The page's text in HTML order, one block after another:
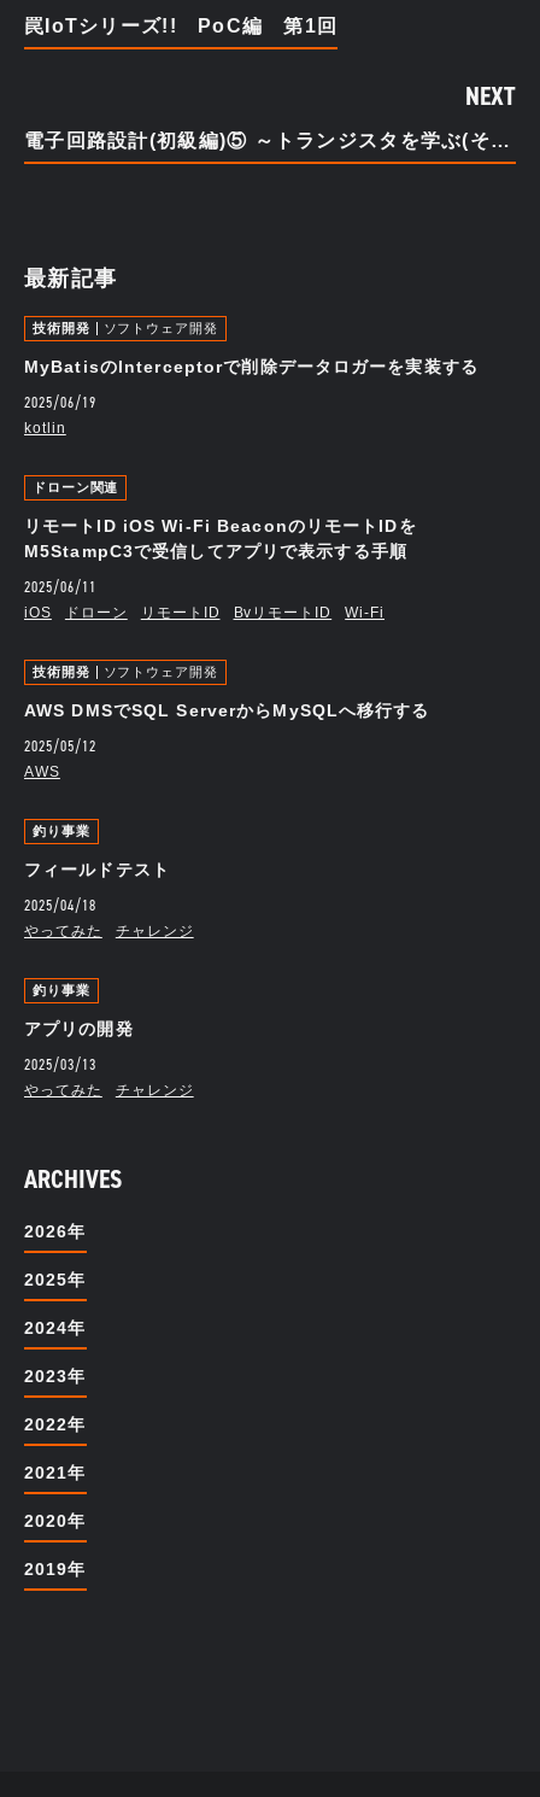
罠IoTシリーズ!! PoC編 第1回
NEXT
電子回路設計(初級編)⑤ ～トランジスタを学ぶ(その3）～
最新記事
技術開発 ソフトウェア開発
MyBatisのInterceptorで削除データロガーを実装する
2025/06/19
kotlin
ドローン関連
リモートID iOS Wi-Fi BeaconのリモートIDを
M5StampC3で受信してアプリで表示する手順
2025/06/11
iOS ドローン リモートID BvリモートID Wi-Fi
技術開発 ソフトウェア開発
AWS DMSでSQL ServerからMySQLへ移行する
2025/05/12
AWS
釣り事業
フィールドテスト
2025/04/18
やってみた チャレンジ
釣り事業
アプリの開発
2025/03/13
やってみた チャレンジ
ARCHIVES
2026年
2025年
2024年
2023年
2022年
2021年
2020年
2019年